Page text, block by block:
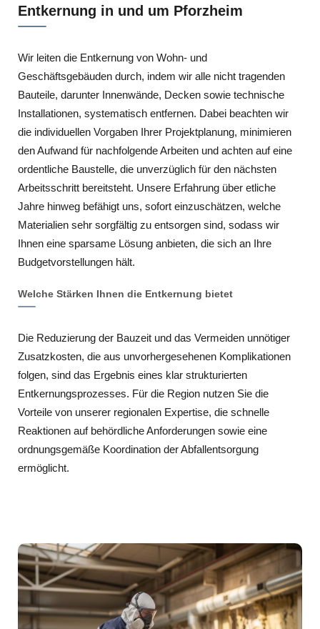
Entkernung in und um Pforzheim
Wir leiten die Entkernung von Wohn- und
Geschäftsgebäuden durch, indem wir alle nicht tragenden
Bauteile, darunter Innenwände, Decken sowie technische
Installationen, systematisch entfernen. Dabei beachten wir
die individuellen Vorgaben Ihrer Projektplanung, minimieren
den Aufwand für nachfolgende Arbeiten und achten auf eine
ordentliche Baustelle, die unverzüglich für den nächsten
Arbeitsschritt bereitsteht. Unsere Erfahrung über etliche
Jahre hinweg befähigt uns, sofort einzuschätzen, welche
Materialien sehr sorgfältig zu entsorgen sind, sodass wir
Ihnen eine sparsame Lösung anbieten, die sich an Ihre
Budgetvorstellungen hält.
Welche Stärken Ihnen die Entkernung bietet
Die Reduzierung der Bauzeit und das Vermeiden unnötiger
Zusatzkosten, die aus unvorhergesehenen Komplikationen
folgen, sind das Ergebnis eines klar strukturierten
Entkernungsprozesses. Für die Region nutzen Sie die
Vorteile von unserer regionalen Expertise, die schnelle
Reaktionen auf behördliche Anforderungen sowie eine
ordnungsgemäße Koordination der Abfallentsorgung
ermöglicht.